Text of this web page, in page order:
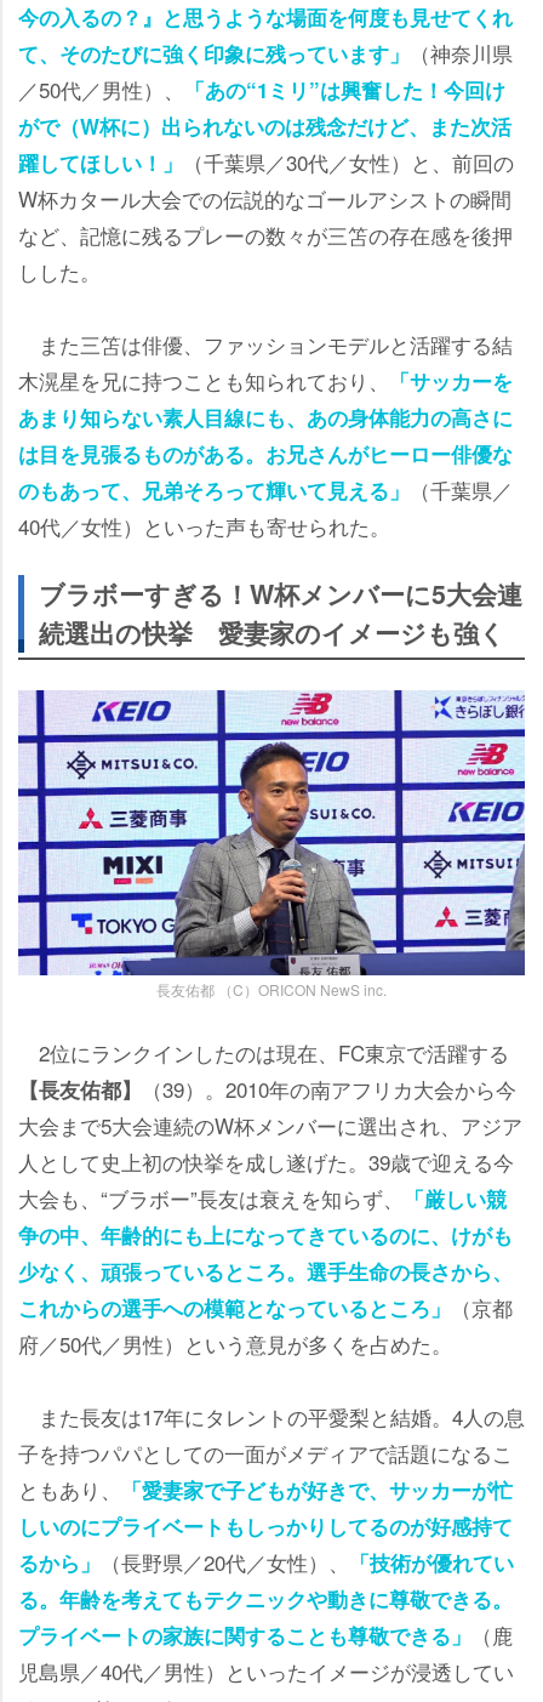
今の入るの？』と思うような場面を何度も見せてくれ
て、そのたびに強く印象に残っています」
（神奈川県
／50代／男性）、
「あの“1ミリ”は興奮した！今回け
がで（W杯に）出られないのは残念だけど、また次活
躍してほしい！」
（千葉県／30代／女性）と、前回の
W杯カタール大会での伝説的なゴールアシストの瞬間
など、記憶に残るプレーの数々が三笘の存在感を後押
しした。
また三笘は俳優、ファッションモデルと活躍する結
木滉星を兄に持つことも知られており、
「サッカーを
あまり知らない素人目線にも、あの身体能力の高さに
は目を見張るものがある。お兄さんがヒーロー俳優な
のもあって、兄弟そろって輝いて見える」
（千葉県／
40代／女性）といった声も寄せられた。
ブラボーすぎる！W杯メンバーに5大会連
続選出の快挙 愛妻家のイメージも強く
長友佑都 （C）ORICON NewS inc.
2位にランクインしたのは現在、FC東京で活躍する
【長友佑都】
（39）。2010年の南アフリカ大会から今
大会まで5大会連続のW杯メンバーに選出され、アジア
人として史上初の快挙を成し遂げた。39歳で迎える今
大会も、“ブラボー”長友は衰えを知らず、
「厳しい競
争の中、年齢的にも上になってきているのに、けがも
少なく、頑張っているところ。選手生命の長さから、
これからの選手への模範となっているところ」
（京都
府／50代／男性）という意見が多くを占めた。
また長友は17年にタレントの平愛梨と結婚。4人の息
子を持つパパとしての一面がメディアで話題になるこ
ともあり、
「愛妻家で子どもが好きで、サッカーが忙
しいのにプライベートもしっかりしてるのが好感持て
るから」
（長野県／20代／女性）、
「技術が優れてい
る。年齢を考えてもテクニックや動きに尊敬できる。
プライベートの家族に関することも尊敬できる」
（鹿
児島県／40代／男性）といったイメージが浸透してい